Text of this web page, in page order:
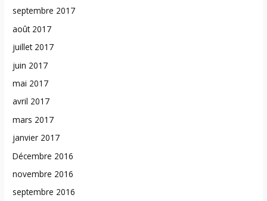
septembre 2017
août 2017
juillet 2017
juin 2017
mai 2017
avril 2017
mars 2017
janvier 2017
Décembre 2016
novembre 2016
septembre 2016